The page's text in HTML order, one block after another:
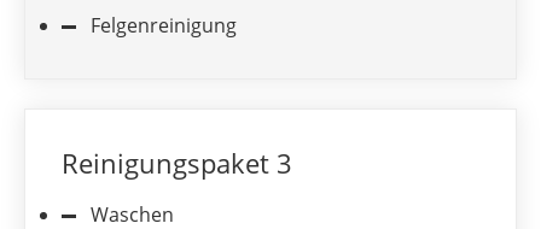
Felgenreinigung
Reinigungspaket 3
Waschen